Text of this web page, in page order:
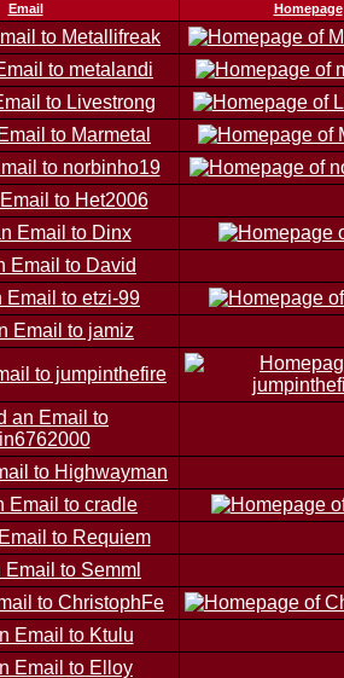
Email Homepage